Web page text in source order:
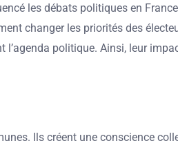
les débats politiques en
changer les priorités des
politique. Ainsi, leur
Ils créent une conscience